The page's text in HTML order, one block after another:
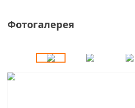
Фотогалерея